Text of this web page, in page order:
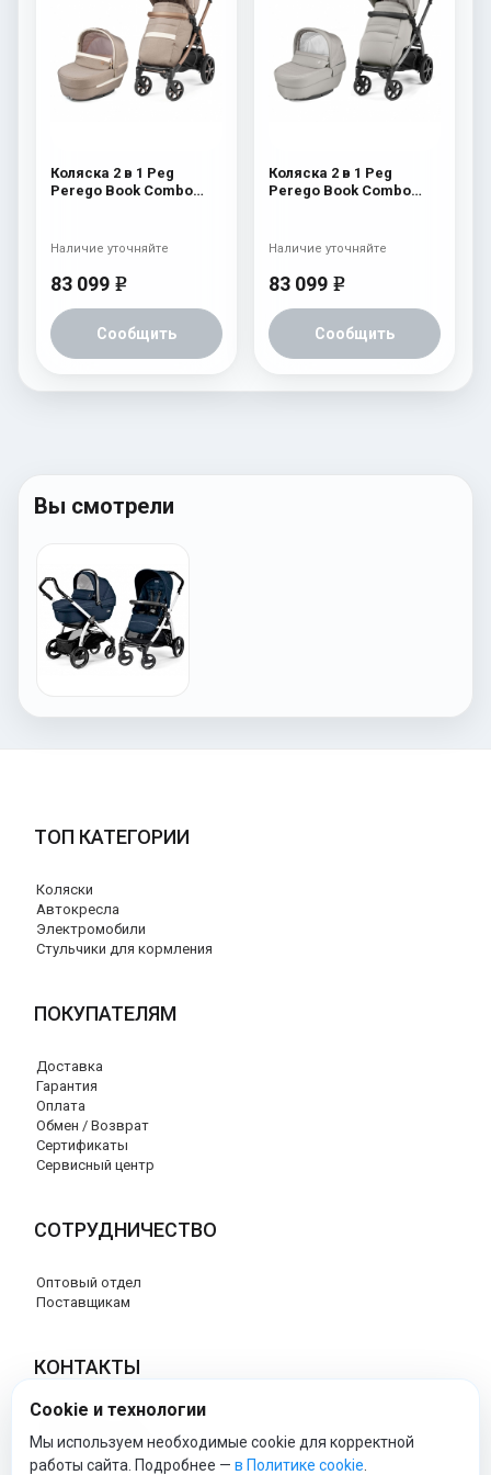
Коляска 2 в 1 Peg
Perego Book Combo
83 099 e
Сообщить
Наличие уточняйте
Коляска 2 в 1 Peg
Perego Book Combo
83 099 e
Сообщить
Наличие уточняйте
Вы смотрели
ТОП КАТЕГОРИИ
Коляски
Автокресла
Электромобили
Стульчики для кормления
ПОКУПАТЕЛЯМ
Доставка
Гарантия
Оплата
Обмен / Возврат
Сертификаты
Сервисный центр
СОТРУДНИЧЕСТВО
Оптовый отдел
Поставщикам
КОНТАКТЫ
8 (800) 707-17-56
info@peg-perego-market.ru
Cookie и технологии
Мы используем необходимые cookie для корректной
работы сайта. Подробнее — в Политике cookie